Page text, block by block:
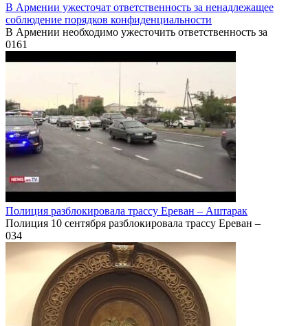
В Армении ужесточат ответственность за ненадлежащее
соблюдение порядков конфиденциальности
В Армении необходимо ужесточить ответственность за
0161
Полиция разблокировала трассу Ереван – Аштарак
Полиция 10 сентября разблокировала трассу Ереван –
034